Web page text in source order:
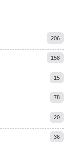
206
158
15
78
20
36